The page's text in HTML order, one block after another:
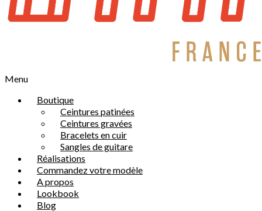
Menu
Boutique
Ceintures patinées
Ceintures gravées
Bracelets en cuir
Sangles de guitare
Réalisations
Commandez votre modèle
A propos
Lookbook
Blog